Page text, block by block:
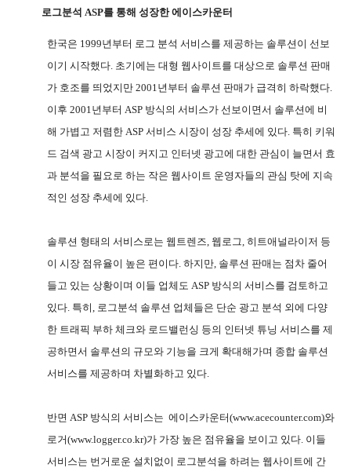
로그분석 ASP를 통해 성장한 에이스카운터
한국은 1999년부터 로그 분석 서비스를 제공하는 솔루션이 선보
이기 시작했다. 초기에는 대형 웹사이트를 대상으로 솔루션 판매
가 호조를 띄었지만 2001년부터 솔루션 판매가 급격히 하락했다.
이후 2001년부터 ASP 방식의 서비스가 선보이면서 솔루션에 비
해 가볍고 저렴한 ASP 서비스 시장이 성장 추세에 있다. 특히 키워
드 검색 광고 시장이 커지고 인터넷 광고에 대한 관심이 늘면서 효
과 분석을 필요로 하는 작은 웹사이트 운영자들의 관심 탓에 지속
적인 성장 추세에 있다.
솔루션 형태의 서비스로는 웹트렌즈, 웹로그, 히트애널라이저 등
이 시장 점유율이 높은 편이다. 하지만, 솔루션 판매는 점차 줄어
들고 있는 상황이며 이들 업체도 ASP 방식의 서비스를 검토하고
있다. 특히, 로그분석 솔루션 업체들은 단순 광고 분석 외에 다양
한 트래픽 부하 체크와 로드밸런싱 등의 인터넷 튜닝 서비스를 제
공하면서 솔루션의 규모와 기능을 크게 확대해가며 종합 솔루션
서비스를 제공하며 차별화하고 있다.
반면 ASP 방식의 서비스는 에이스카운터(www.acecounter.com)와
로거(www.logger.co.kr)가 가장 높은 점유율을 보이고 있다. 이들
서비스는 번거로운 설치없이 로그분석을 하려는 웹사이트에 간